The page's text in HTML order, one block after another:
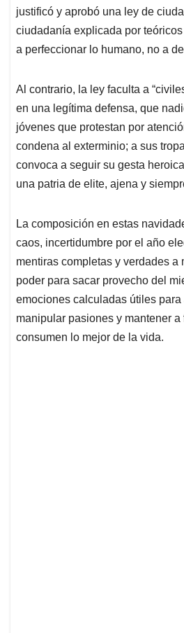
justificó y aprobó una ley de
ciudadanía explicada por
a perfeccionar lo humano, no a
Al contrario, la ley faculta a
en una legítima defensa, que
jóvenes que protestan por
condena al exterminio; a sus
convoca a seguir su gesta
una patria de elite, ajena y
La composición en estas
caos, incertidumbre por el año
mentiras completas y verdades a
poder para sacar provecho del
emociones calculadas útiles para
manipular pasiones y mantener
consumen lo mejor de la vida.